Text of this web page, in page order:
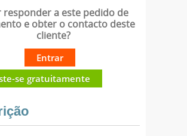
responder a este pedido de
e obter o contacto deste
cliente?
Entrar
se gratuitamente